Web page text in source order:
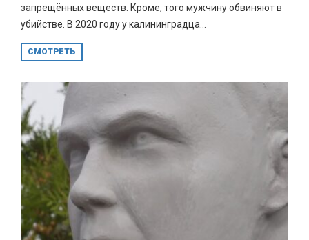
запрещённых веществ. Кроме, того мужчину обвиняют в
убийстве. В 2020 году у калининградца...
СМОТРЕТЬ